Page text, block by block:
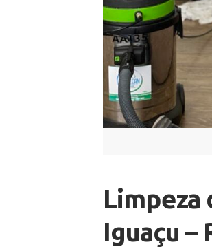
Limpeza
Iguaçu –